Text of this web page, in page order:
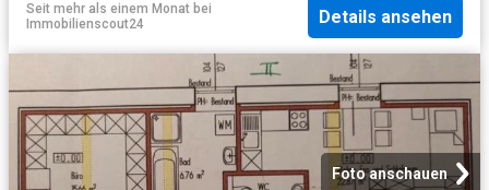
Seit mehr als einem Monat bei
Immobilienscout24
Details ansehen
Foto anschauen